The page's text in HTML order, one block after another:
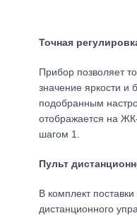
Точная
Прибор позволяет
значение яркости и
подобранным
отображается на
шагом 1.
Пульт
В комплект
дистанционного